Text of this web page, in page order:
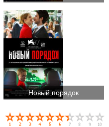
Новый порядок